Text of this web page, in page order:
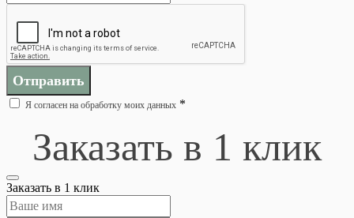
Отправить
Я согласен на обработку моих данных *
Заказать в 1 клик
Заказать в 1 клик